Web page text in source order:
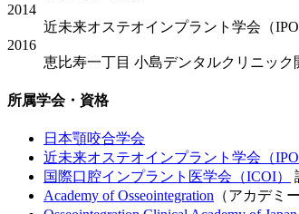
2014
近未来オステオインプラント学会（
2016
恵比寿一丁目 小島デンタルクリニック
所属学会・資格
日本顎咬合学会
近未来オステオインプラント学会（IPOI
国際口腔インプラント医学会（ICOI）
Academy of Osseointegration （アカデミ